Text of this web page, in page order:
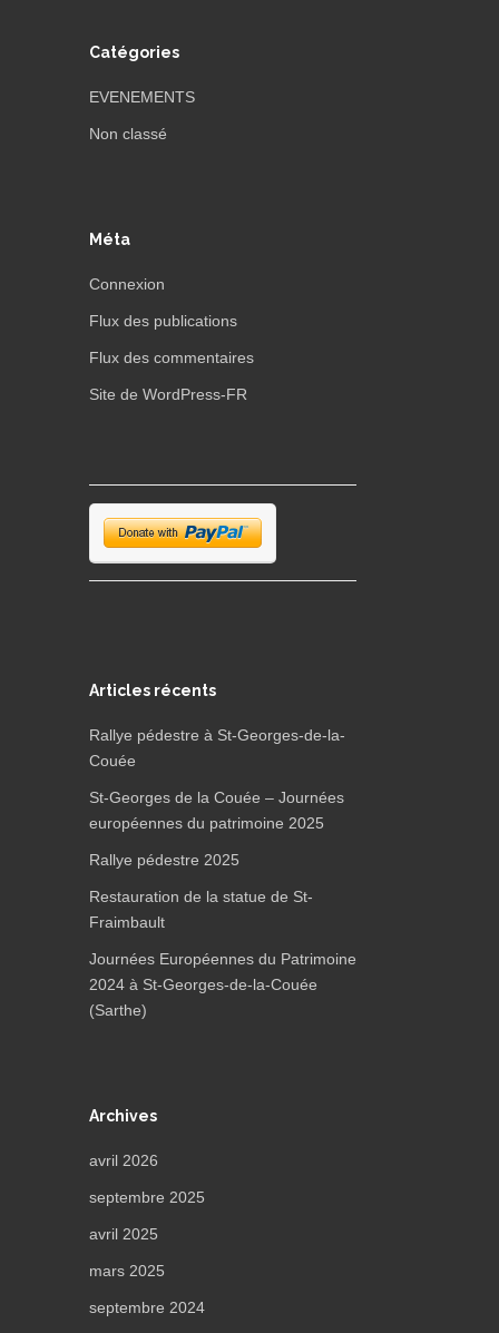
Catégories
EVENEMENTS
Non classé
Méta
Connexion
Flux des publications
Flux des commentaires
Site de WordPress-FR
Articles récents
Rallye pédestre à St-Georges-de-la-
Couée
St-Georges de la Couée – Journées
européennes du patrimoine 2025
Rallye pédestre 2025
Restauration de la statue de St-
Fraimbault
Journées Européennes du Patrimoine
2024 à St-Georges-de-la-Couée
(Sarthe)
Archives
avril 2026
septembre 2025
avril 2025
mars 2025
septembre 2024